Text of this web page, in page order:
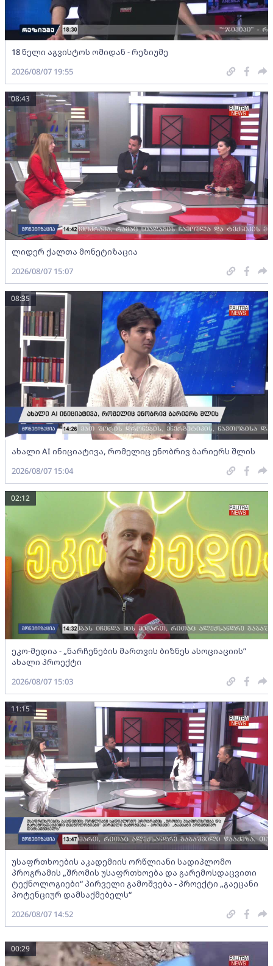
18 წელი აგვისტოს ომიდან - რეზიუმე
2026/08/07 19:55
ლიდერ ქალთა მონეტიზაცია
08:43
2026/08/07 15:07
ახალი AI ინიციატივა, რომელიც ენობრივ ბარიერს შლის
08:35
2026/08/07 15:04
ეკო-მედია - „ნარჩენების მართვის ბიზნეს ასოციაციის”
ახალი პროექტი
02:12
2026/08/07 15:03
უსაფრთხოების აკადემიის ორწლიანი სადიპლომო
პროგრამის „შრომის უსაფრთხოება და გარემოსდაცვითი
ტექნოლოგიები“ პირველი გამოშვება - პროექტი „გაეცანი
პოტენციურ დამსაქმებელს“
11:15
2026/08/07 14:52
00:29